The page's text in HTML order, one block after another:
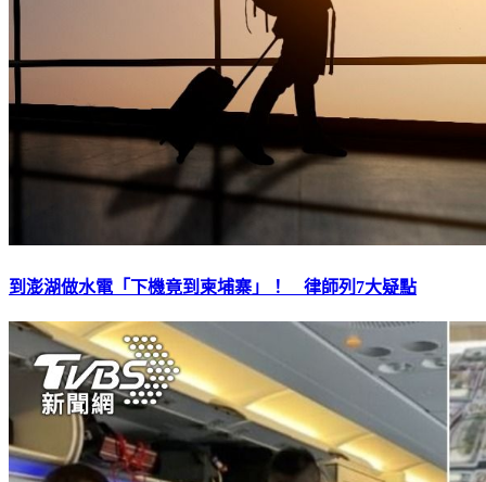
到澎湖做水電「下機竟到柬埔寨」！ 律師列7大疑點